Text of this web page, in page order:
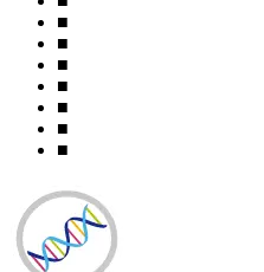
■
■
■
■
■
■
■